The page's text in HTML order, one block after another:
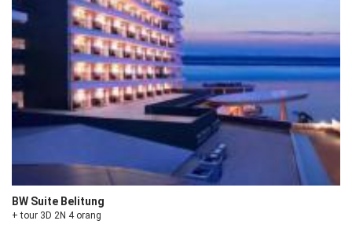
BW Suite Belitung
+ tour 3D 2N 4 orang